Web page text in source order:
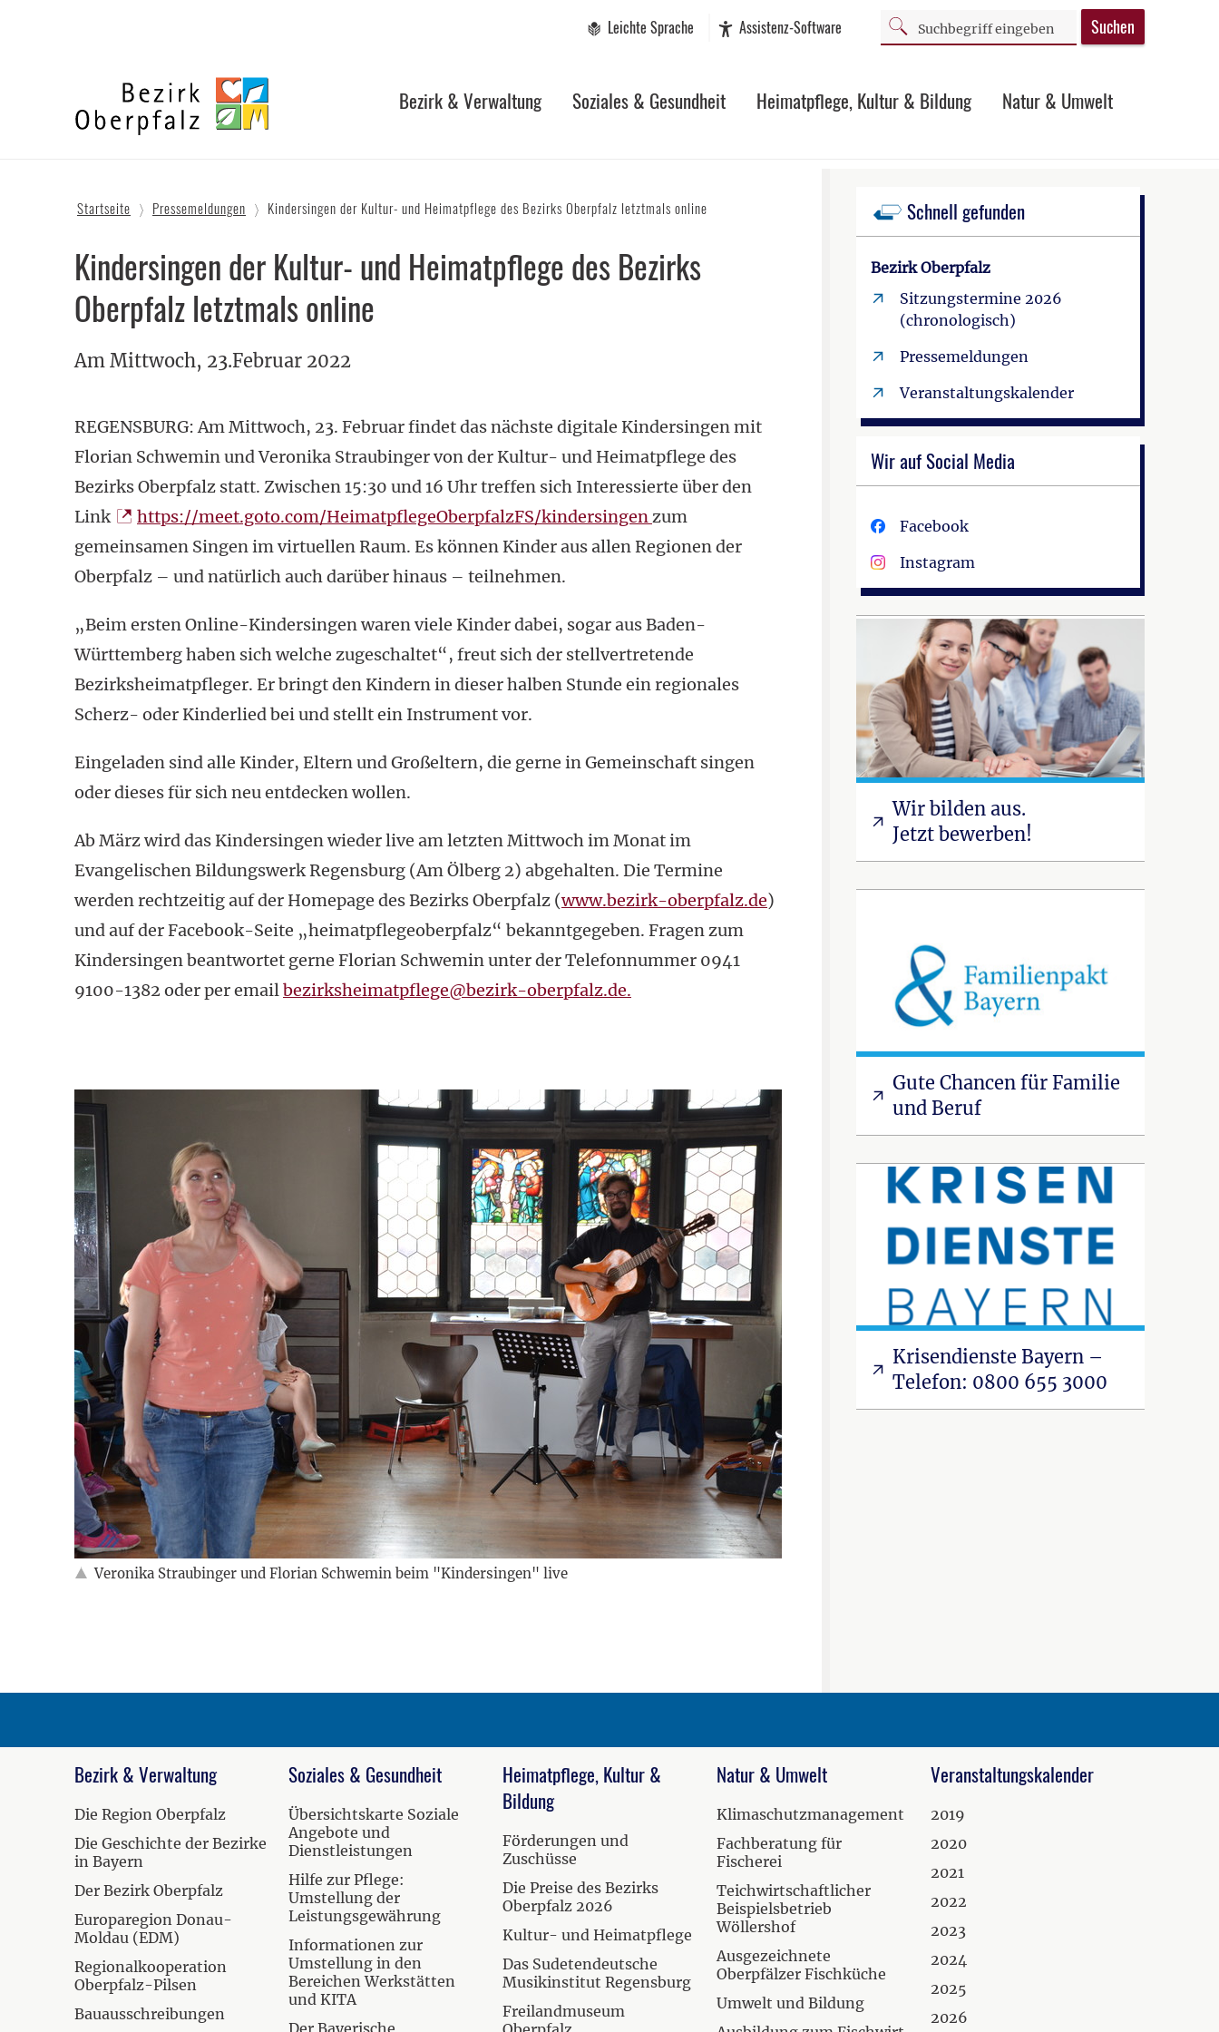
Bezirk
Oberpfalz
Leichte Sprache Assistenz-Software Suchen
Bezirk & Verwaltung Soziales & Gesundheit Heimatpflege, Kultur & Bildung Natur & Umwelt
Startseite Pressemeldungen Kindersingen der Kultur- und Heimatpflege des Bezirks Oberpfalz letztmals online
Kindersingen der Kultur- und Heimatpflege des Bezirks
Oberpfalz letztmals online
Am Mittwoch, 23.Februar 2022
REGENSBURG: Am Mittwoch, 23. Februar findet das nächste digitale Kindersingen mit
Florian Schwemin und Veronika Straubinger von der Kultur- und Heimatpflege des
Bezirks Oberpfalz statt. Zwischen 15:30 und 16 Uhr treffen sich Interessierte über den
Link
https://meet.goto.com/HeimatpflegeOberpfalzFS/kindersingenzum
gemeinsamen Singen im virtuellen Raum. Es können Kinder aus allen Regionen der
Oberpfalz – und natürlich auch darüber hinaus – teilnehmen.
„Beim ersten Online-Kindersingen waren viele Kinder dabei, sogar aus Baden-
Württemberg haben sich welche zugeschaltet“, freut sich der stellvertretende
Bezirksheimatpfleger. Er bringt den Kindern in dieser halben Stunde ein regionales
Scherz- oder Kinderlied bei und stellt ein Instrument vor.
Eingeladen sind alle Kinder, Eltern und Großeltern, die gerne in Gemeinschaft singen
oder dieses für sich neu entdecken wollen.
Ab März wird das Kindersingen wieder live am letzten Mittwoch im Monat im
Evangelischen Bildungswerk Regensburg (Am Ölberg 2) abgehalten. Die Termine
werden rechtzeitig auf der Homepage des Bezirks Oberpfalz (www.bezirk-oberpfalz.de)
und auf der Facebook-Seite „heimatpflegeoberpfalz“ bekanntgegeben. Fragen zum
Kindersingen beantwortet gerne Florian Schwemin unter der Telefonnummer 0941
9100-1382 oder per emailbezirksheimatpflege@bezirk-oberpfalz.de.
Veronika Straubinger und Florian Schwemin beim "Kindersingen" live
Schnell gefunden
Bezirk Oberpfalz
Sitzungstermine 2026
(chronologisch)
Pressemeldungen
Veranstaltungskalender
Wir auf Social Media
Facebook
Instagram
Wir bilden aus.
Jetzt bewerben!
Gute Chancen für Familie
und Beruf
Krisendienste Bayern –
Telefon: 0800 655 3000
Bezirk & Verwaltung
Die Region Oberpfalz
Die Geschichte der Bezirke
in Bayern
Der Bezirk Oberpfalz
Europaregion Donau-
Moldau (EDM)
Regionalkooperation
Oberpfalz-Pilsen
Bauausschreibungen
Soziales & Gesundheit
Übersichtskarte Soziale
Angebote und
Dienstleistungen
Hilfe zur Pflege:
Umstellung der
Leistungsgewährung
Informationen zur
Umstellung in den
Bereichen Werkstätten
und KITA
Der Bayerische
Heimatpflege, Kultur &
Bildung
Förderungen und
Zuschüsse
Die Preise des Bezirks
Oberpfalz 2026
Kultur- und Heimatpflege
Das Sudetendeutsche
Musikinstitut Regensburg
Freilandmuseum
Natur & Umwelt
Klimaschutzmanagement
Fachberatung für
Fischerei
Teichwirtschaftlicher
Beispielsbetrieb
Wöllershof
Ausgezeichnete
Oberpfälzer Fischküche
Umwelt und Bildung
Veranstaltungskalender
2019
2020
2021
2022
2023
2024
2025
2026